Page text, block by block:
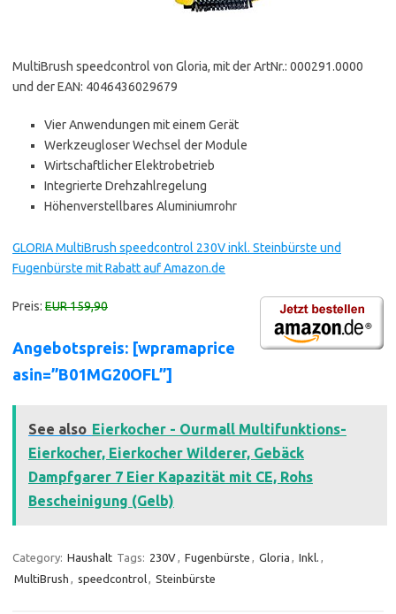
MultiBrush speedcontrol von Gloria, mit der ArtNr.: 000291.0000
und der EAN: 4046436029679
Vier Anwendungen mit einem Gerät
Werkzeugloser Wechsel der Module
Wirtschaftlicher Elektrobetrieb
Integrierte Drehzahlregelung
Höhenverstellbares Aluminiumrohr
GLORIA MultiBrush speedcontrol 230V inkl. Steinbürste und
Fugenbürste mit Rabatt auf Amazon.de
Preis: EUR 159,90
Angebotspreis: [wpramaprice
asin=”B01MG20OFL”]
See also Eierkocher - Ourmall Multifunktions-
Eierkocher, Eierkocher Wilderer, Gebäck
Dampfgarer 7 Eier Kapazität mit CE, Rohs
Bescheinigung (Gelb)
Category: Haushalt Tags: 230V, Fugenbürste , Gloria , Inkl. ,
MultiBrush , speedcontrol, Steinbürste